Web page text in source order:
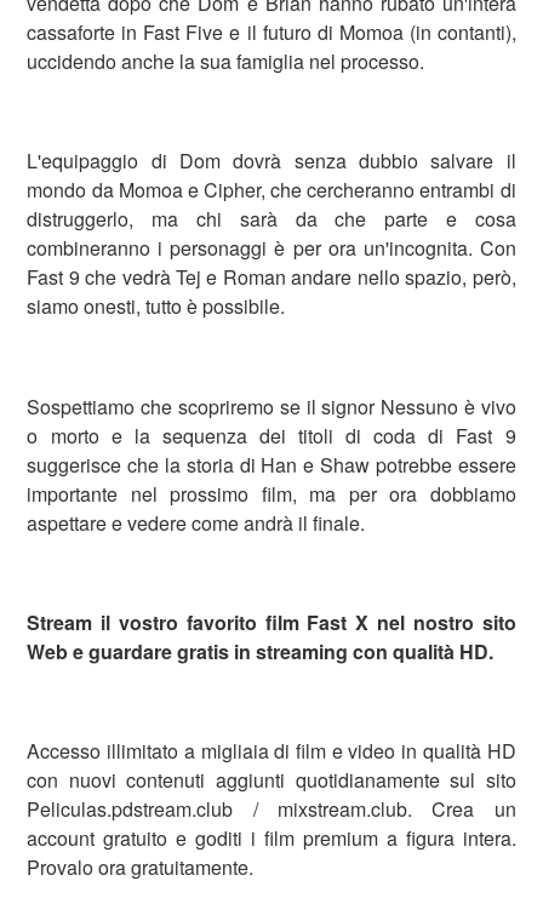
cassaforte in Fast Five e il futuro di Momoa (in contanti),
uccidendo anche la sua famiglia nel processo.
L'equipaggio di Dom dovrà senza dubbio salvare il
mondo da Momoa e Cipher, che cercheranno entrambi di
distruggerlo, ma chi sarà da che parte e cosa
combineranno i personaggi è per ora un'incognita. Con
Fast 9 che vedrà Tej e Roman andare nello spazio, però,
siamo onesti, tutto è possibile.
Sospettiamo che scopriremo se il signor Nessuno è vivo
o morto e la sequenza dei titoli di coda di Fast 9
suggerisce che la storia di Han e Shaw potrebbe essere
importante nel prossimo film, ma per ora dobbiamo
aspettare e vedere come andrà il finale.
Stream il vostro favorito film Fast X nel nostro sito
Web e guardare gratis in streaming con qualità HD.
Accesso illimitato a migliaia di film e video in qualità HD
con nuovi contenuti aggiunti quotidianamente sul sito
Peliculas.pdstream.club / mixstream.club. Crea un
account gratuito e goditi i film premium a figura intera.
Provalo ora gratuitamente.